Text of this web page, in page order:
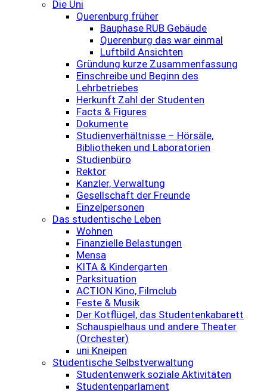
Die Uni
Querenburg früher
Bauphase RUB Gebäude
Querenburg das war einmal
Luftbild Ansichten
Gründung kurze Zusammenfassung
Einschreibe und Beginn des
Lehrbetriebes
Herkunft Zahl der Studenten
Facts & Figures
Dokumente
Studienverhältnisse – Hörsäle,
Bibliotheken und Laboratorien
Studienbüro
Rektor
Kanzler, Verwaltung
Gesellschaft der Freunde
Einzelpersonen
Das studentische Leben
Wohnen
Finanzielle Belastungen
Mensa
KITA & Kindergarten
Parksituation
ACTION Kino, Filmclub
Feste & Musik
Der Kotflügel, das Studentenkabarett
Schauspielhaus und andere Theater
(Orchester)
uni Kneipen
Studentische Selbstverwaltung
Studentenwerk soziale Aktivitäten
Studentenparlament